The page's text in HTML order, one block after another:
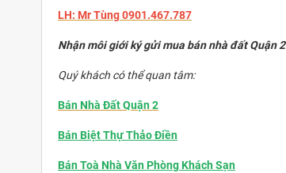
LH: Mr Tùng0901.467.787
Nhận môi giới ký gửi mua bán nhà đất Quận 2
Quý khách có thể quan tâm:
Bán Nhà Đất Quận 2
Bán Biệt Thự Thảo Điền
Bán Toà Nhà Văn Phòng Khách Sạn